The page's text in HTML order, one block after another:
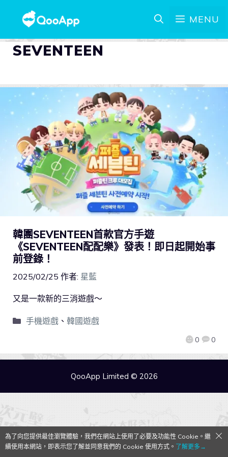
MENU
SEVENTEEN
韓團SEVENTEEN首款官方手遊
《SEVENTEEN配配樂》發表！即日起開始事
前登錄！
2025/02/25 作者: 星藍
0 0
又是一款新的三消遊戲～
手機遊戲、 韓國遊戲
QooApp Limited © 2026
為了向您提供最佳瀏覽體驗，我們在網站上使用了必要及功能性 Cookie。繼
續使用本網站，即表示您了解並同意我們的 Cookie 使用方式。 了解更多→